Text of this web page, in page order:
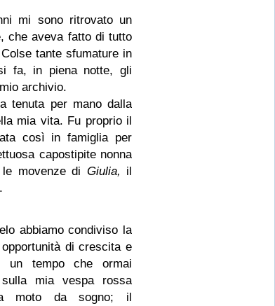
mi sono ritrovato un
che aveva fatto di tutto
tante sfumature in
fa, in piena notte, gli
archivio.
tenuta per mano dalla
mia vita. Fu proprio il
così in famiglia per
capostipite nonna
movenze di Giulia, il
abbiamo condiviso la
di crescita e
un tempo che ormai
mia vespa rossa
moto da sogno; il